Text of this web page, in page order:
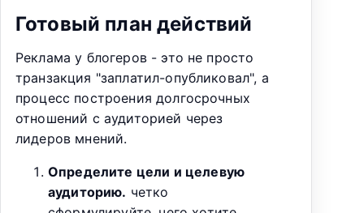
Готовый план действий
Реклама у блогеров - это не просто
транзакция "заплатил-опубликовал", а
процесс построения долгосрочных
отношений с аудиторией через
лидеров мнений.
Определите цели и целевую
аудиторию. четко